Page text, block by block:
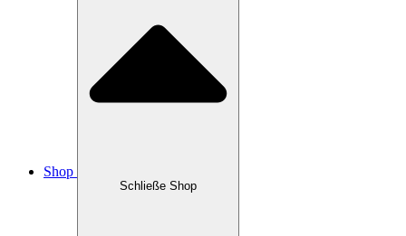
Shop
Schließe Shop